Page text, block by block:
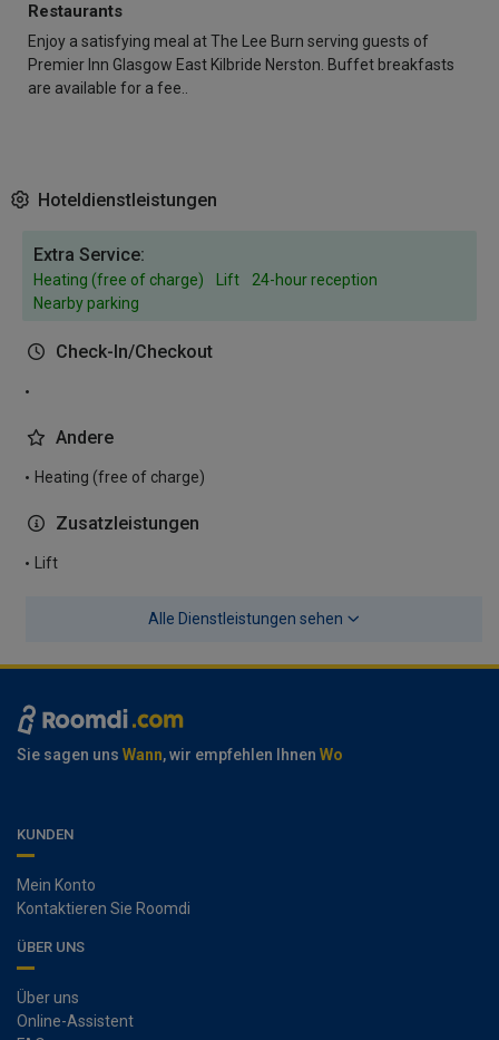
Restaurants
Enjoy a satisfying meal at The Lee Burn serving guests of
Premier Inn Glasgow East Kilbride Nerston. Buffet breakfasts
are available for a fee..
Hoteldienstleistungen
Extra Service:
Heating (free of charge) Lift
24-hour reception
Nearby parking
Check-In/Checkout
Andere
Heating (free of charge)
Zusatzleistungen
Lift
Alle Dienstleistungen sehen
Sie sagen uns Wann, wir empfehlen Ihnen Wo
KUNDEN
Mein Konto
Kontaktieren Sie Roomdi
ÜBER UNS
Über uns
Online-Assistent